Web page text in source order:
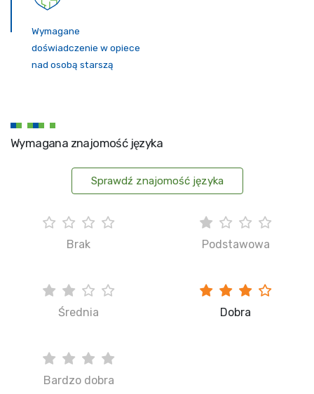
Wymagane
doświadczenie w opiece
nad osobą starszą
Wymagana znajomość języka
Sprawdź znajomość języka
Brak Podstawowa
Średnia Dobra
Bardzo dobra